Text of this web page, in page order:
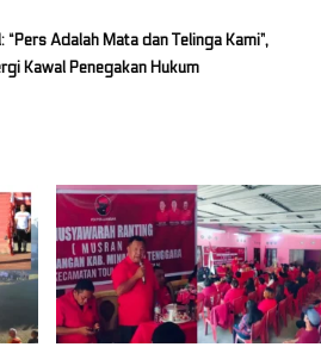
“Pers Adalah Mata dan Telinga Kami”,
Kawal Penegakan Hukum